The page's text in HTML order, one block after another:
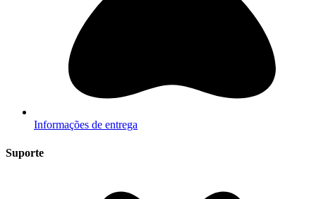
Informações de entrega
Suporte